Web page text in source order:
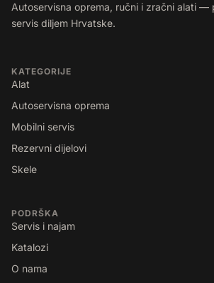
Autoservisna oprema, ručni i zračni alati —
servis diljem Hrvatske.
KATEGORIJE
Alat
Autoservisna oprema
Mobilni servis
Rezervni dijelovi
Skele
PODRŠKA
Servis i najam
Katalozi
O nama